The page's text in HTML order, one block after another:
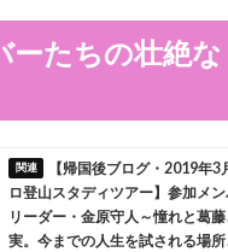
ーたちの壮絶な
【帰国後ブログ・2019年3
ロ登山スタディツアー】参加メ
リーダー・金原守人～憧れと葛
実。今までの人生を試される場